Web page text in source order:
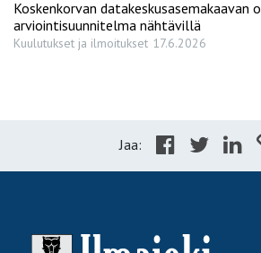
Koskenkorvan datakeskusasemakaavan
arviointisuunnitelma nähtävillä
Kuulutukset ja ilmoitukset 17.6.2026
Jaa: